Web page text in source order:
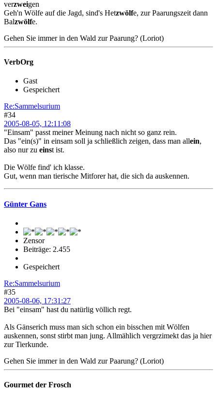
verzweigen
Geh'n Wölfe auf die Jagd, sind's Hetzwölfe, zur Paarungszeit dann
Balzwölfe.
Gehen Sie immer in den Wald zur Paarung? (Loriot)
VerbOrg
Gast
Gespeichert
Re:Sammelsurium
#34
2005-08-05, 12:11:08
"Einsam" passt meiner Meinung nach nicht so ganz rein.
Das "ein(s)" in einsam soll ja schließlich zeigen, dass man allein,
also nur zu einst ist.
Die Wölfe find' ich klasse.
Gut, wenn man tierische Mitforer hat, die sich da auskennen.
Günter Gans
Zensor
Beiträge: 2.455
Gespeichert
Re:Sammelsurium
#35
2005-08-06, 17:31:27
Bei "einsam" hast du natürlig völlich regt.
Als Gänserich muss man sich schon ein bisschen mit Wölfen
auskennen, sonst stirbt man jung. Allmählich vergrzimekt das ja hier
zur Tierkunde.
Gehen Sie immer in den Wald zur Paarung? (Loriot)
Gourmet der Frosch